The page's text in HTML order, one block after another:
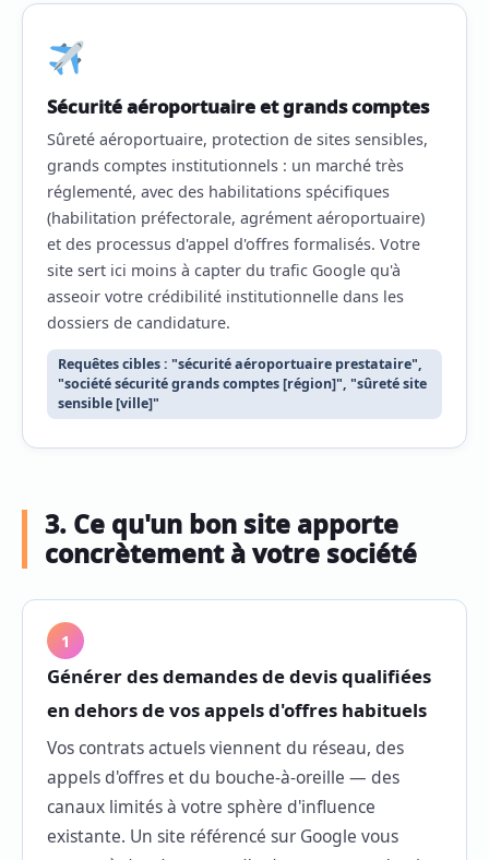
Sécurité aéroportuaire et grands comptes
Sûreté aéroportuaire, protection de sites sensibles,
grands comptes institutionnels : un marché très
réglementé, avec des habilitations spécifiques
(habilitation préfectorale, agrément aéroportuaire)
et des processus d'appel d'offres formalisés. Votre
site sert ici moins à capter du trafic Google qu'à
asseoir votre crédibilité institutionnelle dans les
dossiers de candidature.
Requêtes cibles : "sécurité aéroportuaire prestataire",
"société sécurité grands comptes [région]", "sûreté site
sensible [ville]"
3. Ce qu'un bon site apporte
concrètement à votre société
1
Générer des demandes de devis qualifiées
en dehors de vos appels d'offres habituels
Vos contrats actuels viennent du réseau, des
appels d'offres et du bouche-à-oreille — des
canaux limités à votre sphère d'influence
existante. Un site référencé sur Google vous